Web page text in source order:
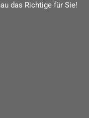
das Richtige für Sie!